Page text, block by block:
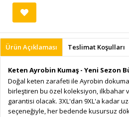
Ürün Açıklaması Teslimat Koşulları
Keten Ayrobin Kumaş - Yeni Sezon
Doğal keten zarafeti ile Ayrobin
birleştiren bu özel koleksiyon, ilkbahar ve
garantisi olacak. 3XL'dan 9XL'a kadar
seçeneğiyle, her bedende kusursuz